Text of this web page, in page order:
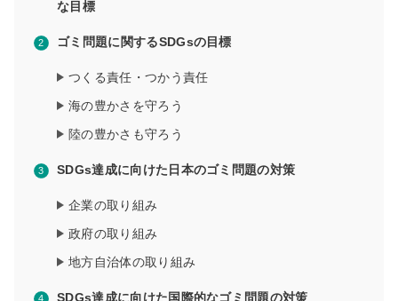
な目標
ゴミ問題に関するSDGsの目標
つくる責任・つかう責任
海の豊かさを守ろう
陸の豊かさも守ろう
SDGs達成に向けた日本のゴミ問題の対策
企業の取り組み
政府の取り組み
地方自治体の取り組み
SDGs達成に向けた国際的なゴミ問題の対策